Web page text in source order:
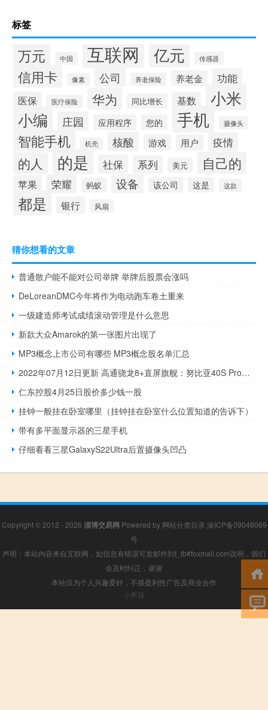
标签
万元 中国 互联网 亿元 传感器
信用卡 像素 公司 养老保险 养老金 功能
医保 医疗保险 华为 同比增长 基数 小米
小编 庄园 应用程序 您的 手机 摄像头
智能手机 机壳 核酸 游戏 用户 疫情
的人 的是 社保 系列 美元 自己的
苹果 荣耀 蚂蚁 设备 该公司 这是 这款
都是 银行 风扇
猜你想看的文章
普通散户能不能对公司举牌 举牌后股票会涨吗
DeLoreanDMC今年将作为电动跑车卷土重来
一级建造师考试成绩滚动管理是什么意思
新款大众Amarok的第一张图片出现了
MP3概念上市公司有哪些 MP3概念股名单汇总
2022年07月12日更新 高通骁龙8+直屏旗舰：努比亚40S Pro发布会定档
仁东控股4月25日股价多少钱一股
挂钟一般挂在卧室哪里（挂钟挂在卧室什么位置知道的告诉下）
带有多平面显示器的三星手机
仔细看看三星GalaxyS22Ultra后置摄像头凹凸
Copyright © 2012 - 2026 淄博交易网 Powered by 网站分类目录 渝ICP备09048069
号
声明：本站内容来自互联网，如信息有错误可发邮件到f_fb#foxmail.com说明，我们
会及时纠正，谢谢
本站仅为个人兴趣爱好，不接盈利性广告及商业合作
小男孩